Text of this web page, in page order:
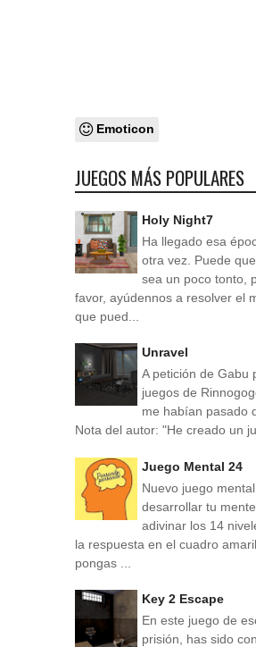
Emoticon
JUEGOS MÁS POPULARES
Holy Night7
Ha llegado esa
otra vez. Puede
sea un poco tonto,
favor, ayúdennos a resolver el
que pued...
Unravel
A petición de Gabu
juegos de
me habían pasado
Nota del autor: "He creado un
Juego Mental 24
Nuevo juego
desarrollar tu
adivinar los 14
la respuesta en el cuadro
pongas ...
Key 2 Escape
En este juego de
prisión, has sido